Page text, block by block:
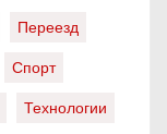
Переезд
Спорт
Технологии